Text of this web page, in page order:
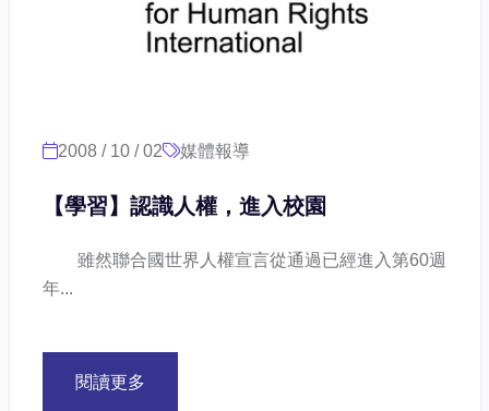
2008 / 10 / 02 媒體報導
【學習】認識人權，進入校園
雖然聯合國世界人權宣言從通過已經進入第60週
年...
閱讀更多